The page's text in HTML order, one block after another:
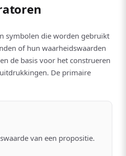
symbolen die worden gebruikt
of hun waarheidswaarden
de basis voor het construeren
De primaire
van een propositie.